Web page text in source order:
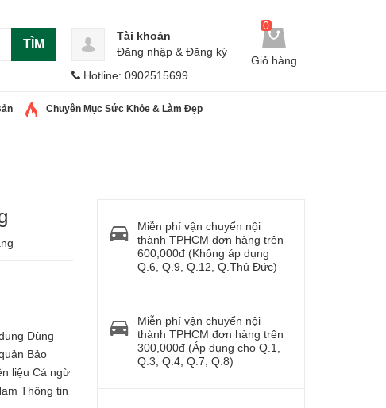
TÌM
0
Giỏ hàng
Tài khoản
Đăng nhập & Đăng ký
Hotline: 0902515699
Chuyên Mục Sức Khỏe & Làm Đẹp
Dùng
Bảo
liệu Cá ngừ
Thông tin
Miễn phí vận chuyển nội
thành TPHCM đơn hàng trên
600,000đ (Không áp dụng
Q.6, Q.9, Q.12, Q.Thủ Đức)
Miễn phí vận chuyển nội
thành TPHCM đơn hàng trên
300,000đ (Áp dụng cho Q.1,
Q.3, Q.4, Q.7, Q.8)